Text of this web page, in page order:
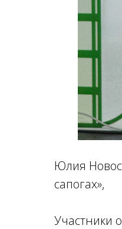
Юлия
сапогах»,
Участники